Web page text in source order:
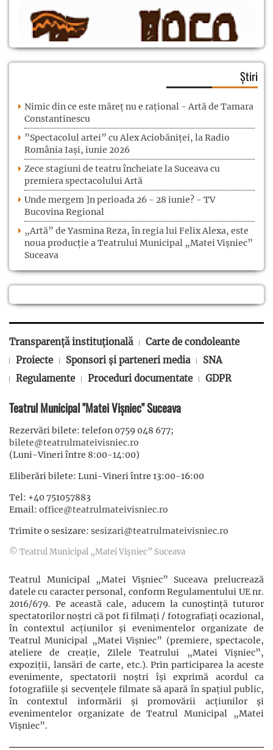
Știri
Nimic din ce este măreț nu e rațional - Artă de Tamara
Constantinescu
”Spectacolul artei” cu Alex Aciobăniței, la Radio
România Iași, iunie 2026
Zece stagiuni de teatru încheiate la Suceava cu
premiera spectacolului Artă
Unde mergem ]n perioada 26 - 28 iunie? - TV
Bucovina Regional
„Artă” de Yasmina Reza, în regia lui Felix Alexa, este
noua producție a Teatrului Municipal „Matei Vișniec”
Suceava
Transparență instituțională
Carte de condoleante
Proiecte
Sponsori și parteneri media
SNA
Regulamente
Proceduri documentate GDPR
Teatrul Municipal "Matei Vișniec" Suceava
Rezervări bilete: telefon 0759 048 677;
bilete@teatrulmateivisniec.ro
(Luni-Vineri între 8:00-14:00)
Eliberări bilete: Luni-Vineri între 13:00-16:00
Tel: +40 751057883
Email: office@teatrulmateivisniec.ro
Trimite o sesizare: sesizari@teatrulmateivisniec.ro
© Teatrul Municipal „Matei Vișniec” Suceava
Teatrul Municipal „Matei Vișniec” Suceava prelucrează
datele cu caracter personal, conform Regulamentului UE nr.
2016/679. Pe această cale, aducem la cunoștință tuturor
spectatorilor noștri că pot fi filmaţi / fotografiaţi ocazional,
în contextul acţiunilor şi evenimentelor organizate de
Teatrul Municipal „Matei Vișniec” (premiere, spectacole,
ateliere de creație, Zilele Teatrului „Matei Vișniec”,
expoziții, lansări de carte, etc.). Prin participarea la aceste
evenimente, spectatorii noștri își exprimă acordul ca
fotografiile și secvențele filmate să apară în spațiul public,
în contextul informării și promovării acţiunilor şi
evenimentelor organizate de Teatrul Municipal „Matei
Vișniec”.